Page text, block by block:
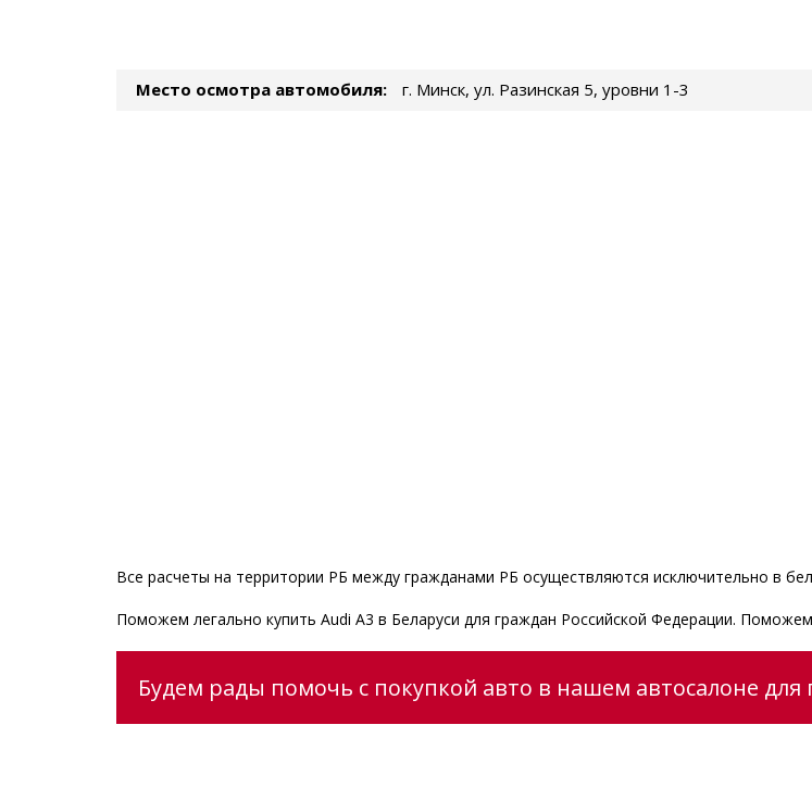
Место осмотра автомобиля: г. Минск, ул. Разинская 5, уровни 1-3
Все расчеты на территории РБ между гражданами РБ осуществляются исключительно в
Поможем легально купить Audi A3 в Беларуси для граждан Российской Федерации.
Будем рады помочь с покупкой авто в нашем автосалоне для